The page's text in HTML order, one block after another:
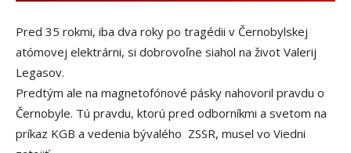
Pred 35 rokmi, iba dva roky po tragédii v Černobylskej
atómovej elektrárni, si dobrovoľne siahol na život Valerij
Legasov.
Predtým ale na magnetofónové pásky nahovoril pravdu o
Černobyle. Tú pravdu, ktorú pred odborníkmi a svetom na
príkaz KGB a vedenia bývalého ZSSR, musel vo Viedni